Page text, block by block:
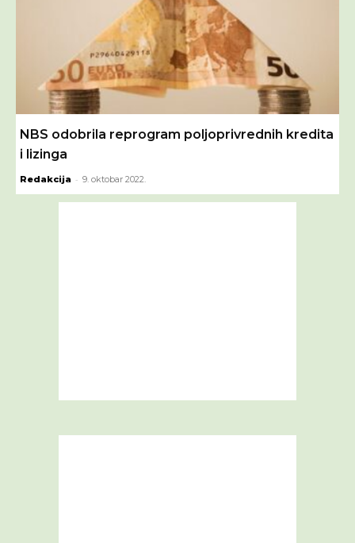
NBS odobrila reprogram poljoprivrednih kredita
i lizinga
Redakcija - 9. oktobar 2022.